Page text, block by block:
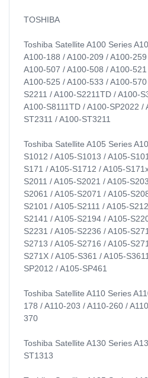
TOSHIBA
Toshiba Satellite A100 Series
A100-188 / A100-209 / A100-
A100-507 / A100-508 / A100-
A100-525 / A100-533 / A100-
S2211 / A100-S2211TD / A100-
A100-S8111TD / A100-SP2022 /
ST2311 / A100-ST3211
Toshiba Satellite A105 Series
S1012 / A105-S1013 / A105-
S171 / A105-S1712 / A105-
S2011 / A105-S2021 / A105-
S2061 / A105-S2071 / A105-
S2101 / A105-S2111 / A105-
S2141 / A105-S2194 / A105-
S2231 / A105-S2236 / A105-
S2713 / A105-S2716 / A105-
S271X / A105-S361 / A105-
SP2012 / A105-SP461
Toshiba Satellite A110 Series
178 / A110-203 / A110-260 /
370
Toshiba Satellite A130 Series
ST1313